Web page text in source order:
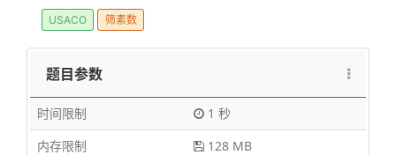
USACO 筛素数
题目参数
时间限制
1 秒
内存限制
128 MB